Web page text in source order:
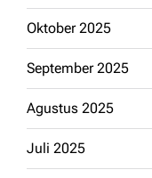
Oktober 2025
September 2025
Agustus 2025
Juli 2025